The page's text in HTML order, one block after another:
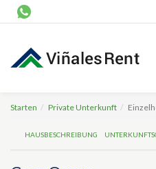
Starten Private Unterkunft
HAUSBESCHREIBUNG